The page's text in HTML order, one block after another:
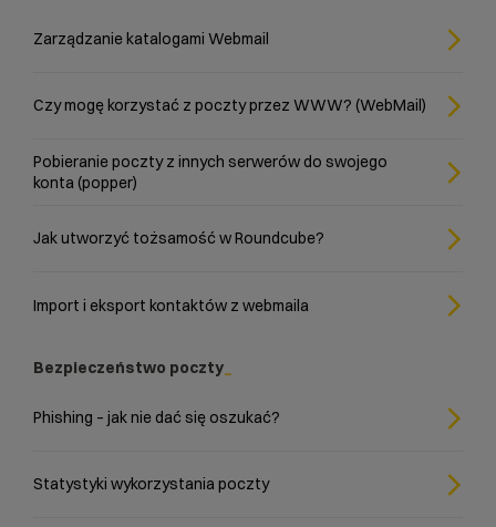
Zarządzanie katalogami Webmail
Czy mogę korzystać z poczty przez WWW? (WebMail)
Pobieranie poczty z innych serwerów do swojego
konta (popper)
Jak utworzyć tożsamość w Roundcube?
Import i eksport kontaktów z webmaila
Bezpieczeństwo poczty
Phishing – jak nie dać się oszukać?
Statystyki wykorzystania poczty